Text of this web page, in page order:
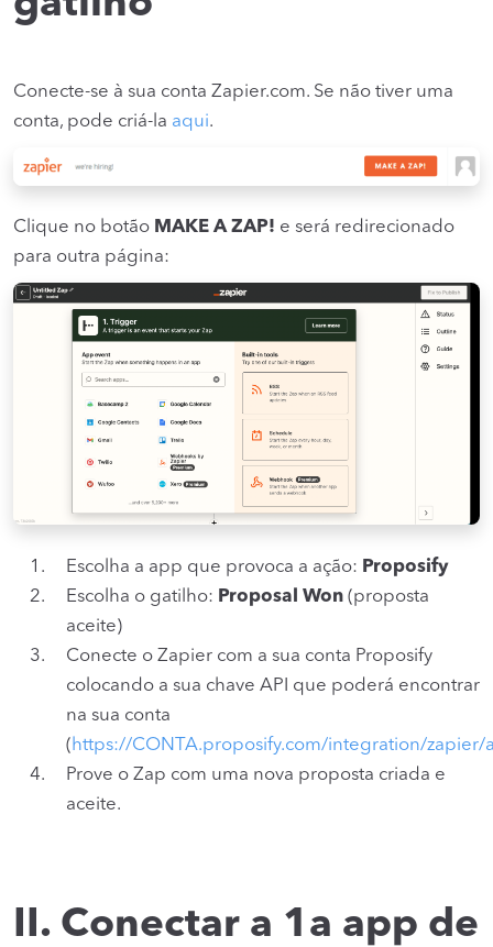
Conecte-se à sua conta Zapier.com. Se não tiver uma
conta, pode criá-la aqui.
Clique no botão MAKE A ZAP! e será redirecionado
para outra página:
Escolha a app que provoca a ação: Proposify
Escolha o gatilho: Proposal Won (proposta
aceite)
Conecte o Zapier com a sua conta Proposify
colocando a sua chave API que poderá encontrar
na sua conta
(https://CONTA.proposify.com/integration/zapier/
Prove o Zap com uma nova proposta criada e
aceite.
II. Conectar a 1a app de